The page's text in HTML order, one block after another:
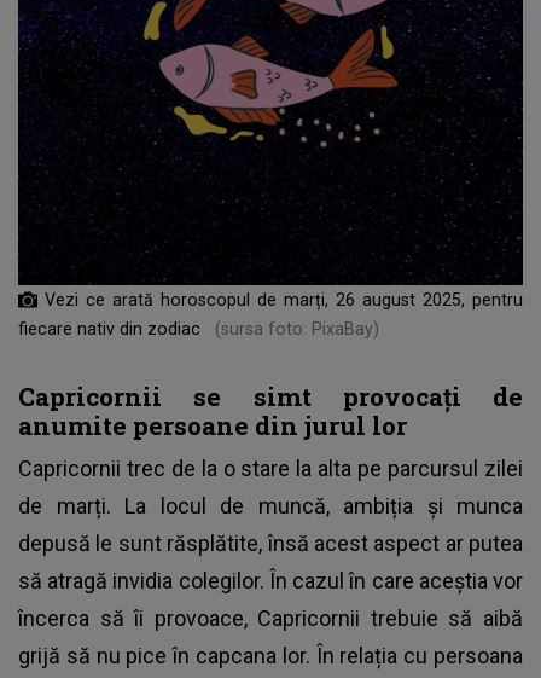
Vezi ce arată horoscopul de marți, 26 august 2025, pentru
fiecare nativ din zodiac
(sursa foto: PixaBay)
Capricornii se simt provocați de
anumite persoane din jurul lor
Capricornii trec de la o stare la alta pe parcursul zilei
de marți. La locul de muncă, ambiția și munca
depusă le sunt răsplătite, însă acest aspect ar putea
să atragă invidia colegilor. În cazul în care aceștia vor
încerca să îi provoace, Capricornii trebuie să aibă
grijă să nu pice în capcana lor. În relația cu persoana